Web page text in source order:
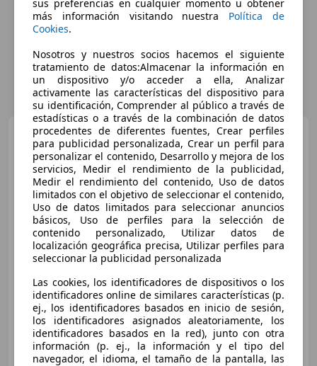
Hyundai i301.4 MPI BD
Klass 100
€ 5.900
Preciojusto
12/2015 277.000 km Gasolina 74 kW (101 CV)
sus preferencias en cualquier momento u obtener
más información visitando nuestra Política de
Cookies.
Nosotros y nuestros socios hacemos el siguiente
tratamiento de datos:Almacenar la información en
un dispositivo y/o acceder a ella, Analizar
activamente las características del dispositivo para
su identificación, Comprender al público a través de
estadísticas o a través de la combinación de datos
procedentes de diferentes fuentes, Crear perfiles
para publicidad personalizada, Crear un perfil para
personalizar el contenido, Desarrollo y mejora de los
servicios, Medir el rendimiento de la publicidad,
Medir el rendimiento del contenido, Uso de datos
limitados con el objetivo de seleccionar el contenido,
Uso de datos limitados para seleccionar anuncios
básicos, Uso de perfiles para la selección de
contenido personalizado, Utilizar datos de
localización geográfica precisa, Utilizar perfiles para
seleccionar la publicidad personalizada
Las cookies, los identificadores de dispositivos o los
identificadores online de similares características (p.
ej., los identificadores basados en inicio de sesión,
los identificadores asignados aleatoriamente, los
identificadores basados en la red), junto con otra
información (p. ej., la información y el tipo del
navegador, el idioma, el tamaño de la pantalla, las